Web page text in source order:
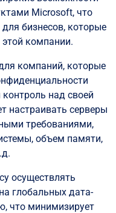
Microsoft, что
бизнесов, которые
этой компании.
компаний, которые
над своей
настраивать серверы
требованиями,
объем памяти,
осуществлять
глобальных дата-
что минимизирует